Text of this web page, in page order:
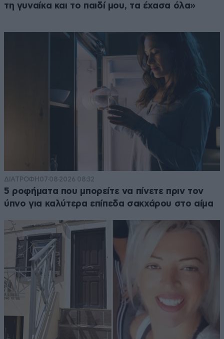
τη γυναίκα και το παιδί μου, τα έχασα όλα»
ΔΙΑΤΡΟΦΗ 07·08·2026 08:32
5 ροφήματα που μπορείτε να πίνετε πριν τον
ύπνο για καλύτερα επίπεδα σακχάρου στο αίμα